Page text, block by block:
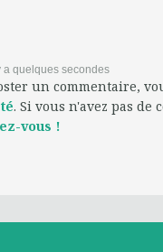
a quelques secondes
un commentaire,
. Si vous n'avez pas de
vous !